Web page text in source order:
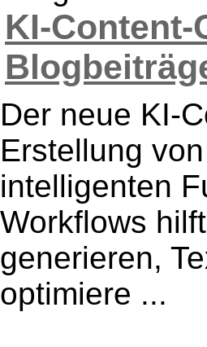
KI-
Der neue KI-
Erstellung
intelligenten
Workflows
generieren,
optimiere ...